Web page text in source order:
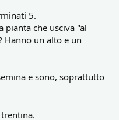
5.
pianta che usciva "al
Hanno un alto e un
e sono, soprattutto